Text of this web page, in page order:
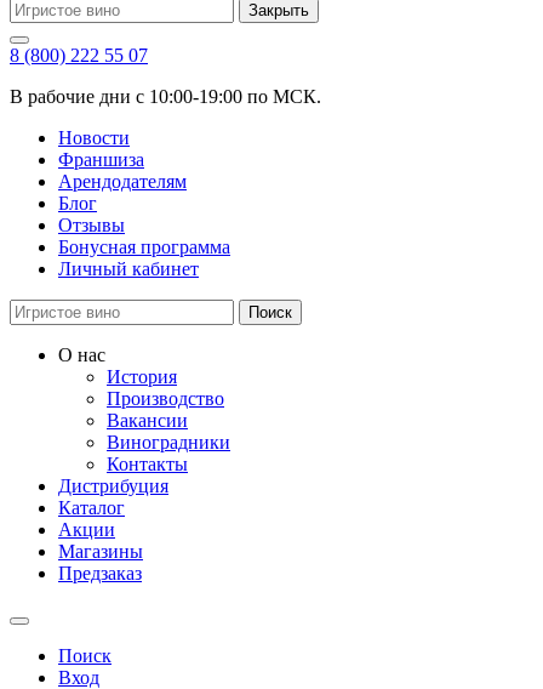
Закрыть
8 (800) 222 55 07
В рабочие дни с 10:00-19:00 по МСК.
Новости
Франшиза
Арендодателям
Блог
Отзывы
Бонусная программа
Личный кабинет
Поиск
О нас
История
Производство
Вакансии
Виноградники
Контакты
Дистрибуция
Каталог
Акции
Магазины
Предзаказ
Поиск
Вход